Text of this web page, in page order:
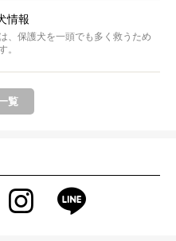
情報
、保護犬を一頭でも多く救うため
。
覧